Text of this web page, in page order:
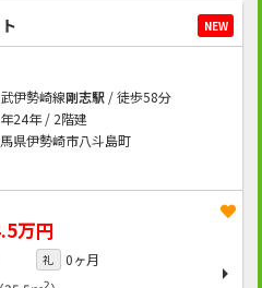
NEW
伊勢崎線剛志駅/ 徒歩58分
24年 / 2階建
県伊勢崎市八斗島町
万円
礼
0ヶ月
2